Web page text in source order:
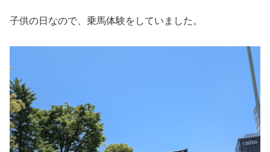
子供の日なので、乗馬体験をしていました。